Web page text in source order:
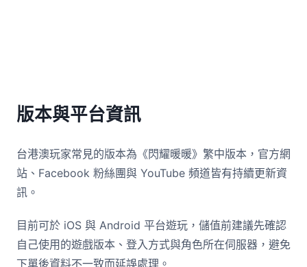
版本與平台資訊
台港澳玩家常見的版本為《閃耀暖暖》繁中版本，官方網
站、Facebook 粉絲團與 YouTube 頻道皆有持續更新資
訊。
目前可於 iOS 與 Android 平台遊玩，儲值前建議先確認
自己使用的遊戲版本、登入方式與角色所在伺服器，避免
下單後資料不一致而延誤處理。